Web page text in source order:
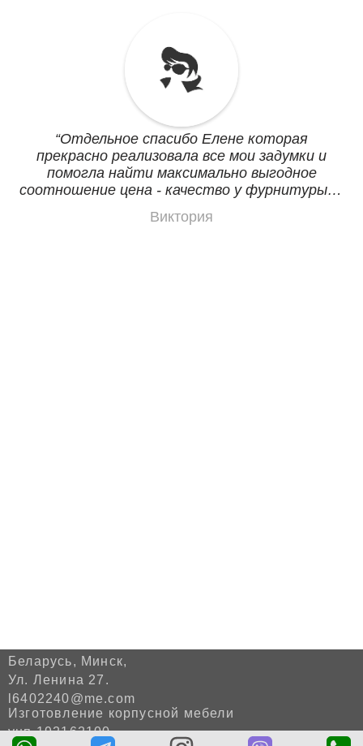
Отдельное спасибо Елене которая
прекрасно реализовала все мои задумки и
помогла найти максимально выгодное
соотношение цена - качество у фурнитуры, а
Советую, будьте уверены не пожалеете.
Виктория
Беларусь, Минск,
Ул. Ленина 27.
l6402240@me.com
Изготовление корпусной мебели
унп 192162100